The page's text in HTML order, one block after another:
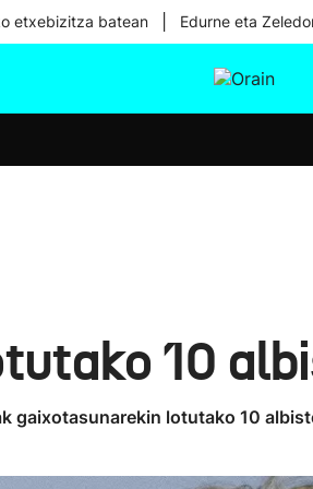
etxebizitza batean Edurne eta
10
gaixotasunarekin lotutako 10